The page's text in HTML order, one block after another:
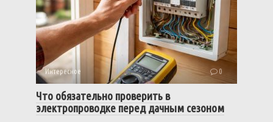
Интересное 0
Что обязательно проверить в
электропроводке перед дачным сезоном